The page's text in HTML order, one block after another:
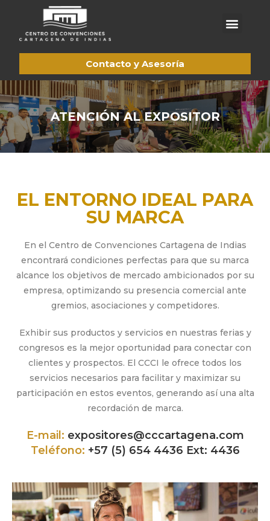
Contacto y Asesoría
ATENCIÓN AL EXPOSITOR
EL ENTORNO IDEAL PARA
SU MARCA
En el Centro de Convenciones Cartagena de Indias
encontrará condiciones perfectas para que su marca
alcance los objetivos de mercado ambicionados por su
empresa, optimizando su presencia comercial ante
gremios, asociaciones y competidores.
Exhibir sus productos y servicios en nuestras ferias y
congresos es la mejor oportunidad para conectar con
clientes y prospectos. El CCCI le ofrece todos los
servicios necesarios para facilitar y maximizar su
participación en estos eventos, generando así una alta
recordación de marca.
E-mail: expositores@cccartagena.com
Teléfono: +57 (5) 654 4436 Ext: 4436